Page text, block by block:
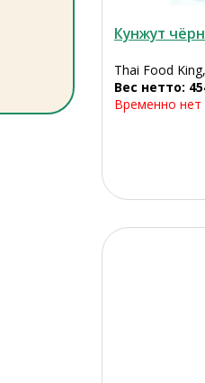
Кунжут
Thai Food
Вес нетто:
Временно нет